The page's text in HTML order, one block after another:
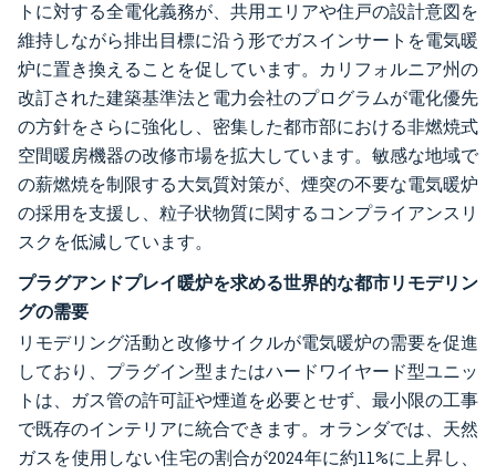
トに対する全電化義務が、共用エリアや住戸の設計意図を
維持しながら排出目標に沿う形でガスインサートを電気暖
炉に置き換えることを促しています。カリフォルニア州の
改訂された建築基準法と電力会社のプログラムが電化優先
の方針をさらに強化し、密集した都市部における非燃焼式
空間暖房機器の改修市場を拡大しています。敏感な地域で
の薪燃焼を制限する大気質対策が、煙突の不要な電気暖炉
の採用を支援し、粒子状物質に関するコンプライアンスリ
スクを低減しています。
プラグアンドプレイ暖炉を求める世界的な都市リモデリン
グの需要
リモデリング活動と改修サイクルが電気暖炉の需要を促進
しており、プラグイン型またはハードワイヤード型ユニッ
トは、ガス管の許可証や煙道を必要とせず、最小限の工事
で既存のインテリアに統合できます。オランダでは、天然
ガスを使用しない住宅の割合が2024年に約11%に上昇し、